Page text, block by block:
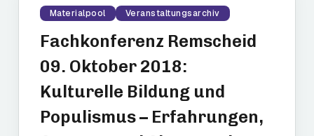
Materialpool Veranstaltungsarchiv
Fachkonferenz Remscheid
09. Oktober 2018:
Kulturelle Bildung und
Populismus – Erfahrungen,